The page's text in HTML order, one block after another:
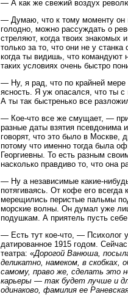
— А как же свежий воздух
— Думаю, что к тому моменту он
голодно, можно рассуждать о
стреляют, когда твоих знакомых
только за то, что они не у
когда ты видишь, что командуют
таких условиях очень быстро
— Ну, я рад, что по крайней
ясность. Я уж опасался, что ты
А ты так быстренько все
— Кое-что все же смущает, —
разные даты взятия псевдонима
говорят, что это было в Москве,
потому что именно тогда была
Георгиевны. То есть разным
насколько правдиво то, что она
— Ну а независимые какие-
потягиваясь. От кофе его
мерещились перистые пальмы
морские волны. Он думал уже
подушкам. А приятель пусть
— Есть тут кое-что, — Психолог
датированное 1915 годом.
театра: «Дорогой Ванюша,
деликатно, намеком, в скобках,
самому, право же, сделать это
карьеры — так будет лучше и
одинаково, фамилия ее